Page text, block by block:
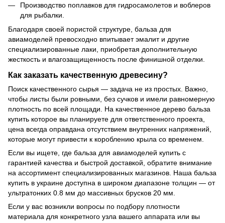
Производство поплавков для гидросамолетов и воблеров
для рыбалки.
Благодаря своей пористой структуре, бальза для
авиамоделей превосходно впитывает эмалит и другие
специализированные лаки, приобретая дополнительную
жесткость и влагозащищенность после финишной отделки.
Как заказать качественную древесину?
Поиск качественного сырья — задача не из простых. Важно,
чтобы листы были ровными, без сучков и имели равномерную
плотность по всей площади. На качественное дерево бальза
купить которое вы планируете для ответственного проекта,
цена всегда оправдана отсутствием внутренних напряжений,
которые могут привести к короблению крыла со временем.
Если вы ищете, где бальза для авиамоделей купить с
гарантией качества и быстрой доставкой, обратите внимание
на ассортимент специализированных магазинов. Наша бальза
купить в украине доступна в широком диапазоне толщин — от
ультратонких 0.8 мм до массивных брусков 20 мм.
Если у вас возникли вопросы по подбору плотности
материала для конкретного узла вашего аппарата или вы